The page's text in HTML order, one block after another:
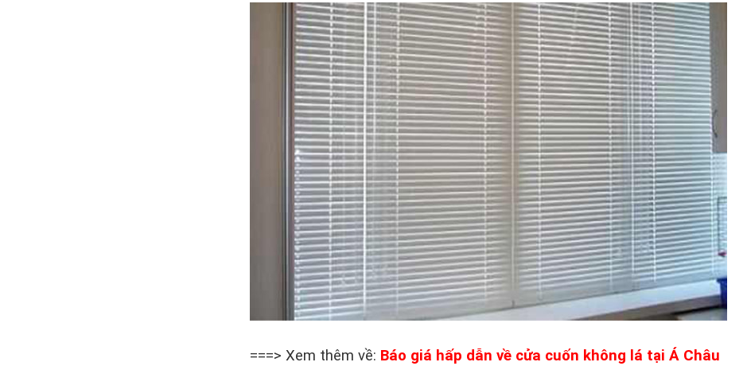
===> Xem thêm về: Báo giá hấp dẫn về cửa cuốn không lá tại Á Châu